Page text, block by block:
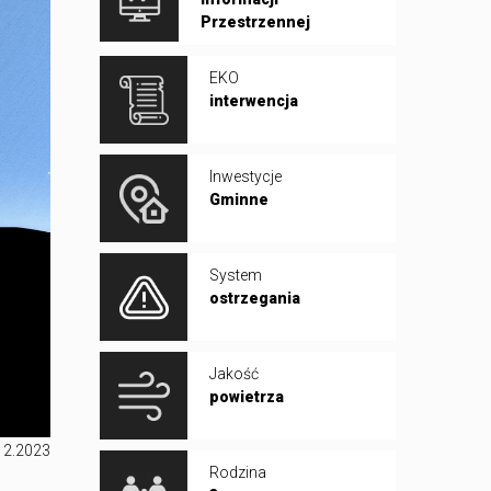
Przestrzennej
EKO
interwencja
Inwestycje
Gminne
System
ostrzegania
Jakość
powietrza
Rodzina